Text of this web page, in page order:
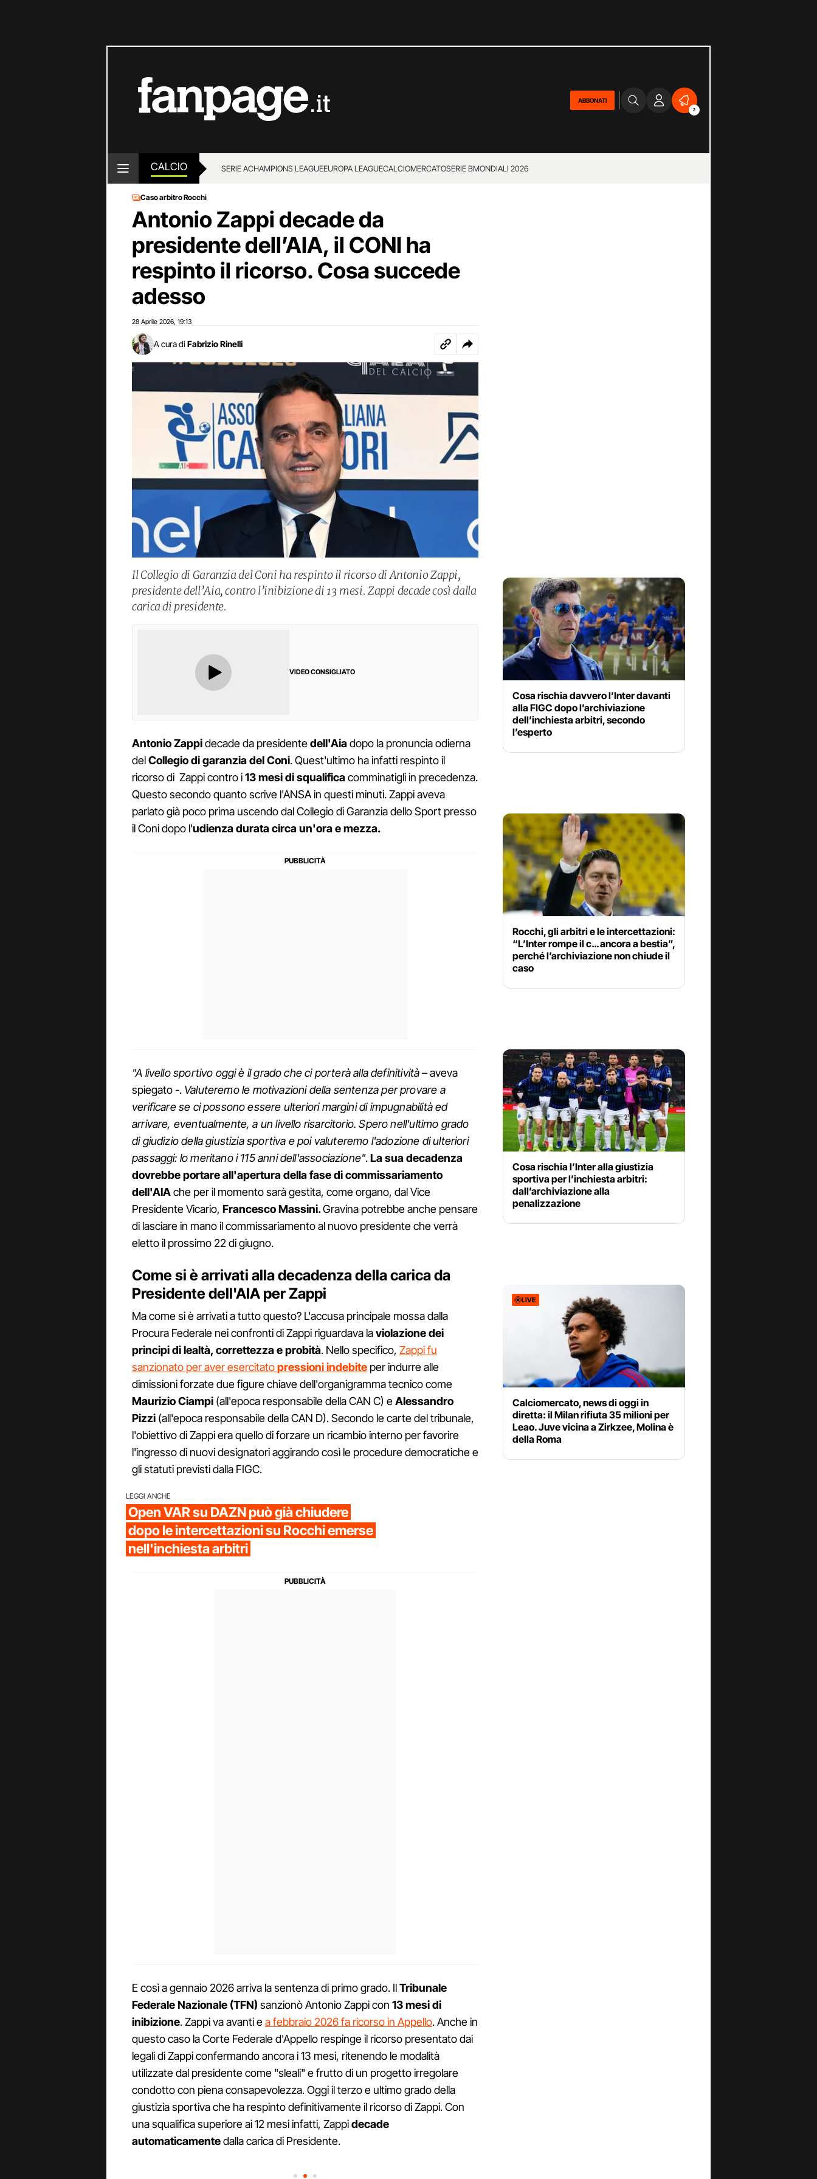
ABBONATI
2
CALCIO SERIE ACHAMPIONS LEAGUEEUROPA LEAGUECALCIOMERCATOSERIE BMONDIALI 2026
Caso arbitro Rocchi
Antonio Zappi decade da
presidente dell’AIA, il CONI ha
respinto il ricorso. Cosa succede
adesso
28 Aprile 2026 19:13
A cura di Fabrizio Rinelli
Il Collegio di Garanzia del Coni ha respinto il ricorso di Antonio Zappi,
presidente dell’Aia, contro l’inibizione di 13 mesi. Zappi decade così dalla
carica di presidente.
VIDEO CONSIGLIATO
Antonio Zappidecade da presidentedell'Aiadopo la pronuncia odierna
delCollegio di garanzia del Coni. Quest'ultimo ha infatti respinto il
ricorso di Zappi contro i13 mesi di squalificacomminatigli in precedenza.
Questo secondo quanto scrive l'ANSA in questi minuti. Zappi aveva
parlato già poco prima uscendo dal Collegio di Garanzia dello Sport presso
il Coni dopo l'udienza durata circa un'ora e mezza.
"A livello sportivo oggi è il grado che ci porterà alla definitività– aveva
spiegato -. Valuteremo le motivazioni della sentenza per provare a
verificare se ci possono essere ulteriori margini di impugnabilità ed
arrivare, eventualmente, a un livello risarcitorio. Spero nell'ultimo grado
di giudizio della giustizia sportiva e poi valuteremo l'adozione di ulteriori
passaggi: lo meritano i 115 anni dell'associazione".La sua decadenza
dovrebbe portare all'apertura della fase di commissariamento
dell'AIAche per il momento sarà gestita, come organo, dal Vice
Presidente Vicario, Francesco Massini.Gravina potrebbe anche pensare
di lasciare in mano il commissariamento al nuovo presidente che verrà
eletto il prossimo 22 di giugno.
Come si è arrivati alla decadenza della carica da
Presidente dell'AIA per Zappi
Ma come si è arrivati a tutto questo? L'accusa principale mossa dalla
Procura Federale nei confronti di Zappi riguardava laviolazione dei
principi di lealtà, correttezza e probità. Nello specifico, Zappi fu
sanzionato per aver esercitatopressioni indebite per indurre alle
dimissioni forzate due figure chiave dell'organigramma tecnico come
Maurizio Ciampi (all'epoca responsabile della CAN C) eAlessandro
Pizzi (all'epoca responsabile della CAN D). Secondo le carte del tribunale,
l'obiettivo di Zappi era quello di forzare un ricambio interno per favorire
l'ingresso di nuovi designatori aggirando così le procedure democratiche e
gli statuti previsti dalla FIGC.
LEGGI ANCHE
Open VAR su DAZN può già chiudere
dopo le intercettazioni su Rocchi emerse
nell'inchiesta arbitri
E così a gennaio 2026 arriva la sentenza di primo grado. IlTribunale
Federale Nazionale (TFN) sanzionò Antonio Zappi con 13 mesi di
inibizione. Zappi va avanti ea febbraio 2026 fa ricorso in Appello. Anche in
questo caso la Corte Federale d'Appello respinge il ricorso presentato dai
legali di Zappi confermando ancora i 13 mesi, ritenendo le modalità
utilizzate dal presidente come "sleali" e frutto di un progetto irregolare
condotto con piena consapevolezza. Oggi il terzo e ultimo grado della
giustizia sportiva che ha respinto definitivamente il ricorso di Zappi. Con
una squalifica superiore ai 12 mesi infatti, Zappidecade
automaticamentedalla carica di Presidente.
Cosa rischia davvero l’Inter davanti
alla FIGC dopo l’archiviazione
dell’inchiesta arbitri, secondo
l’esperto
Rocchi, gli arbitri e le intercettazioni:
“L’Inter rompe il c… ancora a bestia”,
perché l’archiviazione non chiude il
caso
Cosa rischia l’Inter alla giustizia
sportiva per l’inchiesta arbitri:
dall’archiviazione alla
penalizzazione
LIVE
Calciomercato, news di oggi in
diretta: il Milan rifiuta 35 milioni per
Leao. Juve vicina a Zirkzee, Molina è
della Roma